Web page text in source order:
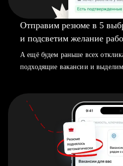
Отправим резюме в 5
и подсветим желание
А ещё будем раньше всех
подходящие вакансии и